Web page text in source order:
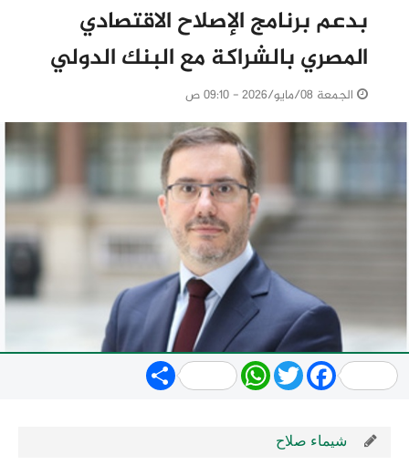
بدعم برنامج الإصلاح الاقتصادي
المصري بالشراكة مع البنك الدولي
الجمعة 08/مايو/2026 - 09:10 ص
Share WhatsApp
TwitterFacebook
شيماء صلاح